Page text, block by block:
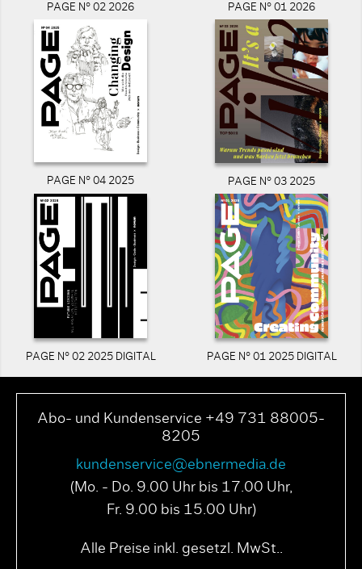
PAGE N° 02 2026 PAGE N° 01 2026
PAGE N° 04 2025 PAGE N° 03 2025
PAGE N° 02 2025 DIGITAL PAGE N° 01 2025 DIGITAL
Abo- und Kundenservice +49 731 88005-
8205
kundenservice@ebnermedia.de
(Mo. - Do. 9.00 Uhr bis 17.00 Uhr,
Fr. 9.00 bis 15.00 Uhr)
Alle Preise inkl. gesetzl. MwSt..